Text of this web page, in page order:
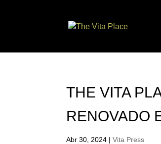
THE VITA
RENOVADO
Abr 30, 2024 |Vita Press